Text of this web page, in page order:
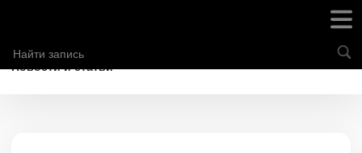
Новости и статьи